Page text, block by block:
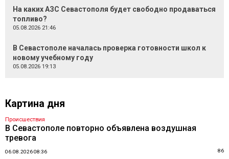
На каких АЗС Севастополя будет свободно продаваться
топливо?
05.08.2026 21:46
В Севастополе началась проверка готовности школ к
новому учебному году
05.08.2026 19:13
Картина дня
Происшествия
В Севастополе повторно объявлена воздушная
тревога
06.08.2026 08:36 86